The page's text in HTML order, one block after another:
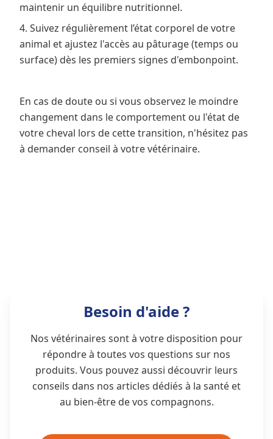
maintenir un équilibre nutritionnel.
4. Suivez régulièrement l’état corporel de votre
animal et ajustez l'accès au pâturage (temps ou
surface) dès les premiers signes d'embonpoint.
En cas de doute ou si vous observez le moindre
changement dans le comportement ou l'état de
votre cheval lors de cette transition, n'hésitez pas
à demander conseil à votre vétérinaire.
Besoin d'aide ?
Nos vétérinaires sont à votre disposition pour
répondre à toutes vos questions sur nos
produits. Vous pouvez aussi découvrir leurs
conseils dans nos articles dédiés à la santé et
au bien-être de vos compagnons.